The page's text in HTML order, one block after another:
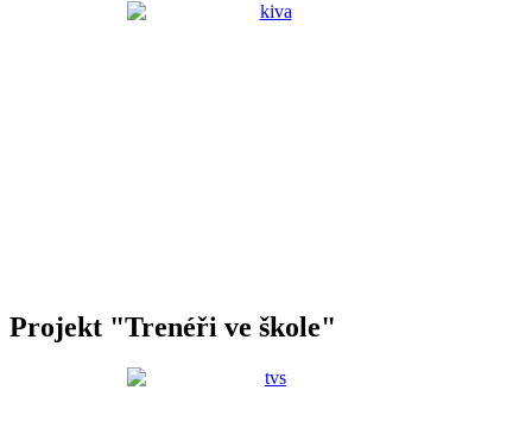
Projekt "Trenéři ve škole"